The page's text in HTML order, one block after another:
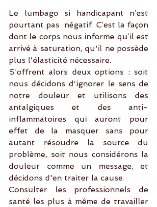
Le lumbago si handicapant n’est
pourtant pas  négatif. C’est la façon
dont le corps nous informe qu’il est
arrivé à saturation, qu'il ne possède
plus l'élasticité nécessaire.
S’offrent alors deux options : soit
nous décidons d'ignorer le sens de
notre douleur et utilisons des
antalgiques et des anti-
inflammatoires qui auront pour
effet de la masquer sans pour
autant résoudre la source du
problème, soit nous considérons la
douleur comme un message, et
décidons d'en traiter la cause.
Consulter les professionnels de
santé les plus à même de travailler